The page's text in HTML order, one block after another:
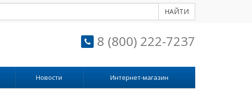
НАЙТИ
8 (800) 222-7237
Новости Интернет-магазин